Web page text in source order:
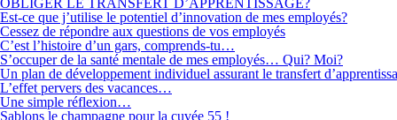
OBLIGER LE TRANSFERT D’APPRENTISSAGE?
Est-ce que j’utilise le potentiel d’innovation de mes employés?
Cessez de répondre aux questions de vos employés
C’est l’histoire d’un gars, comprends-tu…
S’occuper de la santé mentale de mes employés… Qui? Moi?
Un plan de développement individuel assurant le transfert
L’effet pervers des vacances…
Une simple réflexion…
Sablons le champagne pour la cuvée 55 !